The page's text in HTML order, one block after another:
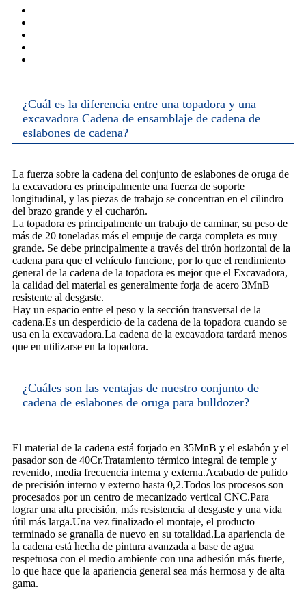
¿Cuál es la diferencia entre una topadora y una
excavadora Cadena de ensamblaje de cadena de
eslabones de cadena?
La fuerza sobre la cadena del conjunto de eslabones de oruga de
la excavadora es principalmente una fuerza de soporte
longitudinal, y las piezas de trabajo se concentran en el cilindro
del brazo grande y el cucharón.
La topadora es principalmente un trabajo de caminar, su peso de
más de 20 toneladas más el empuje de carga completa es muy
grande. Se debe principalmente a través del tirón horizontal de la
cadena para que el vehículo funcione, por lo que el rendimiento
general de la cadena de la topadora es mejor que el Excavadora,
la calidad del material es generalmente forja de acero 3MnB
resistente al desgaste.
Hay un espacio entre el peso y la sección transversal de la
cadena.Es un desperdicio de la cadena de la topadora cuando se
usa en la excavadora.La cadena de la excavadora tardará menos
que en utilizarse en la topadora.
¿Cuáles son las ventajas de nuestro conjunto de
cadena de eslabones de oruga para bulldozer?
El material de la cadena está forjado en 35MnB y el eslabón y el
pasador son de 40Cr.Tratamiento térmico integral de temple y
revenido, media frecuencia interna y externa.Acabado de pulido
de precisión interno y externo hasta 0,2.Todos los procesos son
procesados ​​por un centro de mecanizado vertical CNC.Para
lograr una alta precisión, más resistencia al desgaste y una vida
útil más larga.Una vez finalizado el montaje, el producto
terminado se granalla de nuevo en su totalidad.La apariencia de
la cadena está hecha de pintura avanzada a base de agua
respetuosa con el medio ambiente con una adhesión más fuerte,
lo que hace que la apariencia general sea más hermosa y de alta
gama.